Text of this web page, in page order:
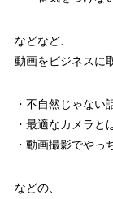
などなど、
動画をビジネスに
・不自然じゃない
・最適なカメラと
・動画撮影でやっ
などの、